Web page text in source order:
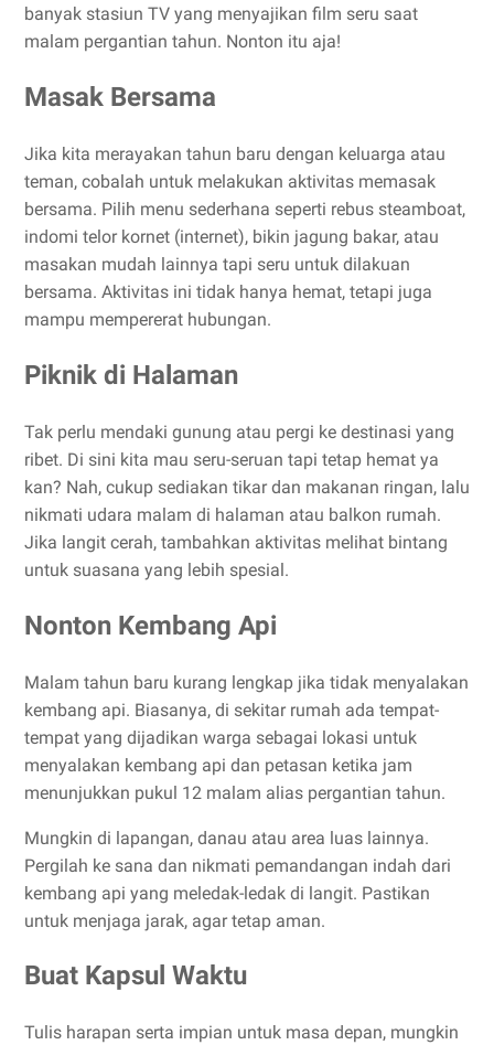
banyak stasiun TV yang menyajikan film seru saat
malam pergantian tahun. Nonton itu aja!
Masak Bersama
Jika kita merayakan tahun baru dengan keluarga atau
teman, cobalah untuk melakukan aktivitas memasak
bersama. Pilih menu sederhana seperti rebus steamboat,
indomi telor kornet (internet), bikin jagung bakar, atau
masakan mudah lainnya tapi seru untuk dilakuan
bersama. Aktivitas ini tidak hanya hemat, tetapi juga
mampu mempererat hubungan.
Piknik di Halaman
Tak perlu mendaki gunung atau pergi ke destinasi yang
ribet. Di sini kita mau seru-seruan tapi tetap hemat ya
kan? Nah, cukup sediakan tikar dan makanan ringan, lalu
nikmati udara malam di halaman atau balkon rumah.
Jika langit cerah, tambahkan aktivitas melihat bintang
untuk suasana yang lebih spesial.
Nonton Kembang Api
Malam tahun baru kurang lengkap jika tidak menyalakan
kembang api. Biasanya, di sekitar rumah ada tempat-
tempat yang dijadikan warga sebagai lokasi untuk
menyalakan kembang api dan petasan ketika jam
menunjukkan pukul 12 malam alias pergantian tahun.
Mungkin di lapangan, danau atau area luas lainnya.
Pergilah ke sana dan nikmati pemandangan indah dari
kembang api yang meledak-ledak di langit. Pastikan
untuk menjaga jarak, agar tetap aman.
Buat Kapsul Waktu
Tulis harapan serta impian untuk masa depan, mungkin